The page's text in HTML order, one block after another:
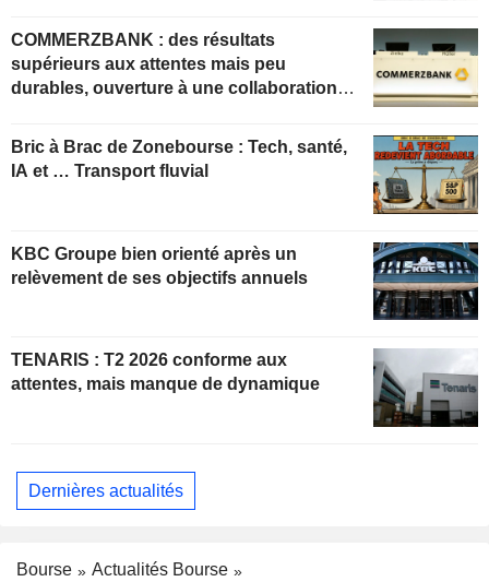
COMMERZBANK : des résultats
supérieurs aux attentes mais peu
durables, ouverture à une collaboration
Bric à Brac de Zonebourse : Tech, santé,
IA et … Transport fluvial
KBC Groupe bien orienté après un
relèvement de ses objectifs annuels
TENARIS : T2 2026 conforme aux
attentes, mais manque de dynamique
Dernières actualités
Bourse
Actualités Bourse